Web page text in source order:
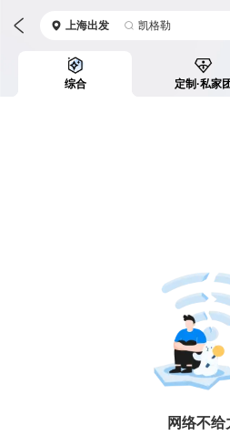
上海出发 凯格勒
综合 定制·私家团
网络不给